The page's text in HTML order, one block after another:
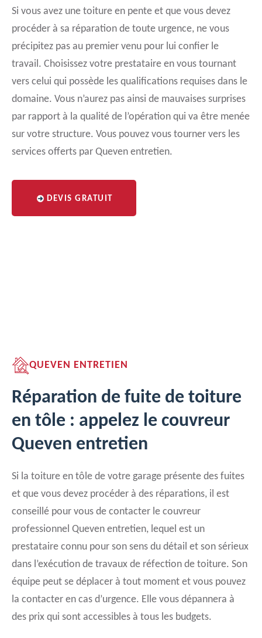
Si vous avez une toiture en pente et que vous devez
procéder à sa réparation de toute urgence, ne vous
précipitez pas au premier venu pour lui confier le
travail. Choisissez votre prestataire en vous tournant
vers celui qui possède les qualifications requises dans le
domaine. Vous n’aurez pas ainsi de mauvaises surprises
par rapport à la qualité de l’opération qui va être menée
sur votre structure. Vous pouvez vous tourner vers les
services offerts par Queven entretien.
DEVIS GRATUIT
QUEVEN ENTRETIEN
Réparation de fuite de toiture
en tôle : appelez le couvreur
Queven entretien
Si la toiture en tôle de votre garage présente des fuites
et que vous devez procéder à des réparations, il est
conseillé pour vous de contacter le couvreur
professionnel Queven entretien, lequel est un
prestataire connu pour son sens du détail et son sérieux
dans l’exécution de travaux de réfection de toiture. Son
équipe peut se déplacer à tout moment et vous pouvez
la contacter en cas d’urgence. Elle vous dépannera à
des prix qui sont accessibles à tous les budgets.